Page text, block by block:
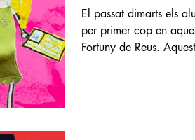
El passat dimarts els
per primer cop en
Fortuny de Reus.